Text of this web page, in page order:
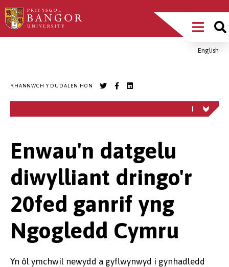
Sgipiwch
i’r
Main
MenuEnglish
RHANNWCH Y DUDALEN HON
Enwau'n datgelu
diwylliant dringo'r
20fed ganrif yng
Ngogledd Cymru
Yn ôl ymchwil newydd a gyflwynwyd i gynhadledd